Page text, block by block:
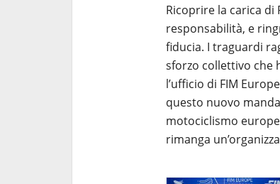
Ricoprire la carica di
responsabilità, e
fiducia. I traguardi
sforzo collettivo che
l’ufficio di FIM
questo nuovo
motociclismo
rimanga